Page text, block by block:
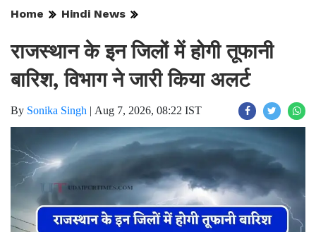
Home Hindi News
राजस्थान के इन जिलों में होगी तूफानी
बारिश, विभाग ने जारी किया अलर्ट
By Sonika Singh | Aug 7, 2026, 08:22 IST